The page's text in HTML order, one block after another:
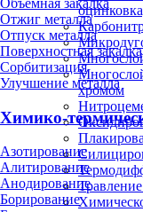
Отжиг металла
Отпуск металла
Поверхностная закалка
Сорбитизация
Улучшение металла
Химико-
Азотирование
Алитирование
Анодирование
Борирование
хромом